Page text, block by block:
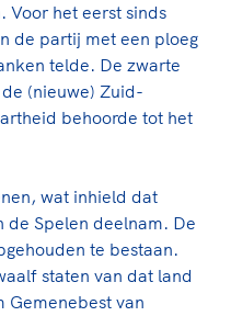
Voor het eerst sinds
de partij met een ploeg
telde. De zwarte
(nieuwe) Zuid-
behoorde tot het
wat inhield dat
de Spelen deelnam. De
te bestaan.
staten van dat land
Gemenebest van